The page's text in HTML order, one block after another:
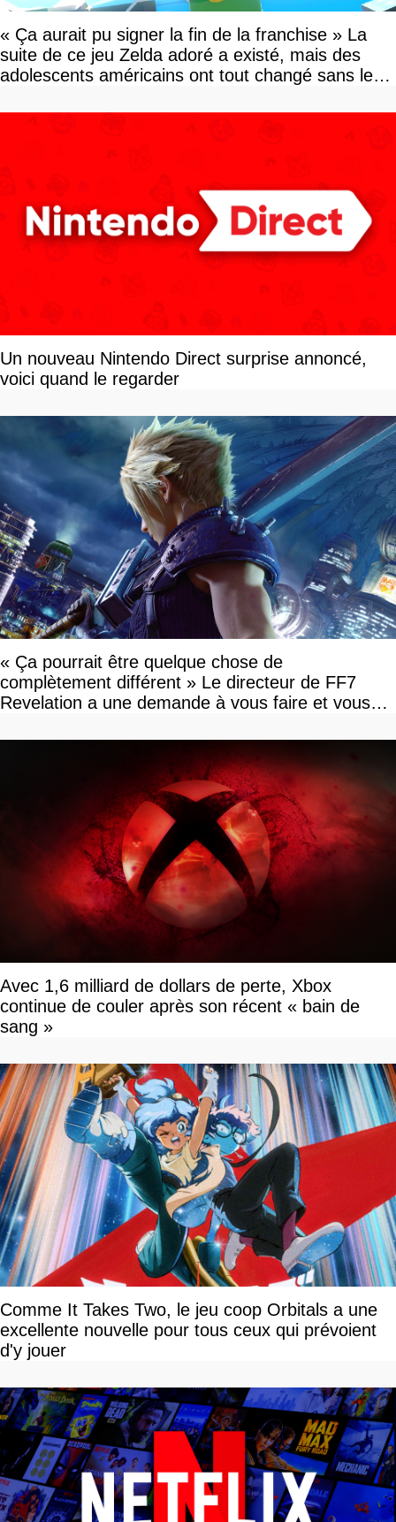
« Ça aurait pu signer la fin de la franchise » La
suite de ce jeu Zelda adoré a existé, mais des
adolescents américains ont tout changé sans le
Un nouveau Nintendo Direct surprise annoncé,
voici quand le regarder
« Ça pourrait être quelque chose de
complètement différent » Le directeur de FF7
Revelation a une demande à vous faire et vous
Avec 1,6 milliard de dollars de perte, Xbox
continue de couler après son récent « bain de
sang »
Comme It Takes Two, le jeu coop Orbitals a une
excellente nouvelle pour tous ceux qui prévoient
d'y jouer